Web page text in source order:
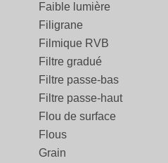
Faible lumière
Filigrane
Filmique RVB
Filtre gradué
Filtre passe-bas
Filtre passe-haut
Flou de surface
Flous
Grain